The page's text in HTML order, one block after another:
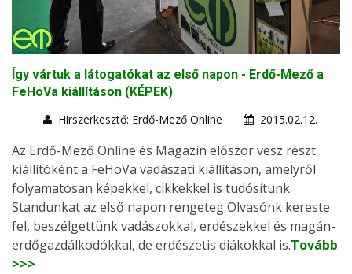
Így vártuk a látogatókat az első napon - Erdő-Mező a
FeHoVa kiállításon (KÉPEK)
Hírszerkesztő: Erdő-Mező Online
2015.02.12.
Az Erdő-Mező Online és Magazin először vesz részt
kiállítóként a FeHoVa vadászati kiállításon, amelyről
folyamatosan képekkel, cikkekkel is tudósítunk.
Standunkat az első napon rengeteg Olvasónk kereste
fel, beszélgettünk vadászokkal, erdészekkel és magán-
erdőgazdálkodókkal, de erdészetis diákokkal is.Tovább
>>>